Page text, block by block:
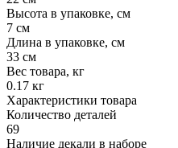
Высота в упаковке, см
7 см
Длина в упаковке, см
33 см
Вес товара, кг
0.17 кг
Характеристики товара
Количество деталей
69
Наличие декали в наборе